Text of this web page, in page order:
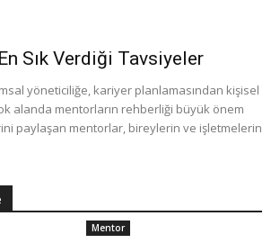
Sık Verdiği Tavsiyeler
yöneticiliğe, kariyer planlamasından kişisel
alanda mentorların rehberliği büyük önem
paylaşan mentorlar, bireylerin ve işletmelerin
Mentor